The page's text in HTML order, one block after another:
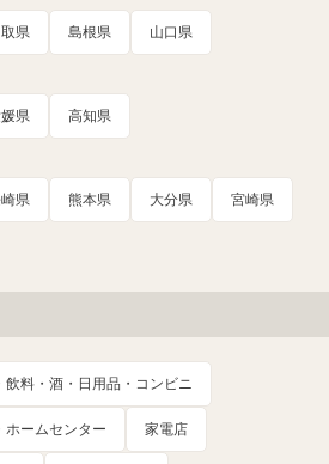
県 島根県 山口県
県 高知県
県 熊本県 大分県 宮崎県
飲料・酒・日用品・コンビニ
ホームセンター 家電店